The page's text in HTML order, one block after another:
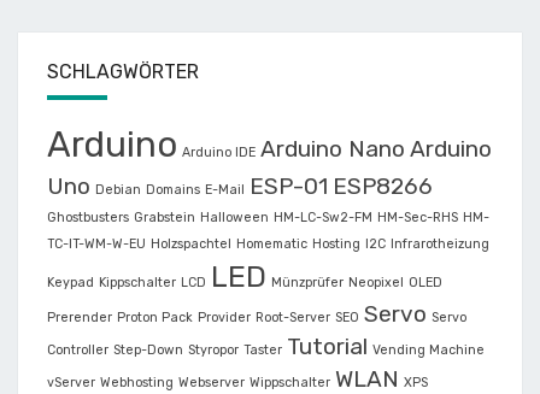
SCHLAGWÖRTER
Arduino Arduino IDE Arduino Nano Arduino
Uno Debian Domains E-Mail ESP-01 ESP8266
Ghostbusters Grabstein Halloween HM-LC-Sw2-FM HM-Sec-RHS HM-
TC-IT-WM-W-EU Holzspachtel Homematic Hosting I2C Infrarotheizung
Keypad Kippschalter LCD LED Münzprüfer Neopixel OLED
Prerender Proton Pack Provider Root-Server SEO Servo Servo
Controller Step-Down Styropor Taster Tutorial Vending Machine
vServer Webhosting Webserver Wippschalter WLAN XPS